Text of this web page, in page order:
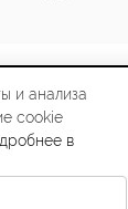
и анализа
cookie
в